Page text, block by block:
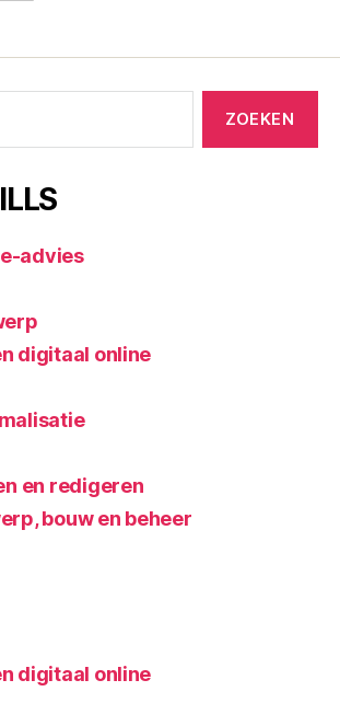
advies
digitaal online
en redigeren
bouw en beheer
digitaal online